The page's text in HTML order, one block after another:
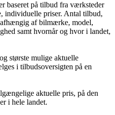
baseret på tilbud fra værksteder
individuelle priser. Antal tilbud,
afhængig af bilmærke, model,
samt hvornår og hvor i landet,
største mulige aktuelle
i tilbudsoversigten på en
aktuelle pris, på den
i hele landet.